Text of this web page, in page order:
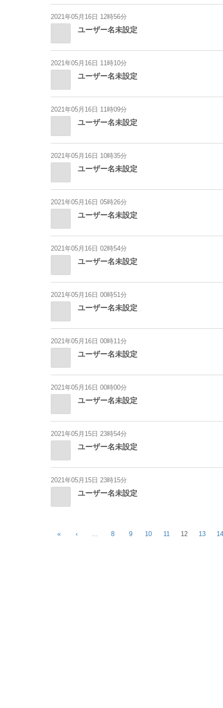
2021年05月16日 12時56分
ユーザー名未設定
2021年05月16日 11時10分
ユーザー名未設定
2021年05月16日 11時09分
ユーザー名未設定
2021年05月16日 10時35分
ユーザー名未設定
2021年05月16日 05時26分
ユーザー名未設定
2021年05月16日 02時54分
ユーザー名未設定
2021年05月16日 00時51分
ユーザー名未設定
2021年05月16日 00時11分
ユーザー名未設定
2021年05月16日 00時00分
ユーザー名未設定
2021年05月15日 23時54分
ユーザー名未設定
2021年05月15日 23時15分
ユーザー名未設定
« ‹ … 8 9 10 11 12 13 14